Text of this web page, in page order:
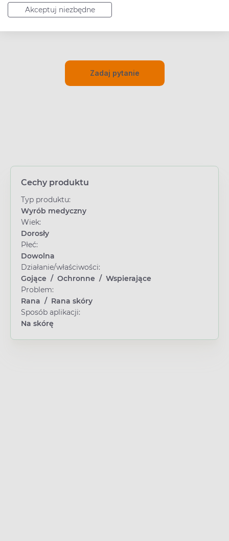
Akceptuj niezbędne
Zadaj pytanie
Cechy produktu
Typ produktu:
Wyrób medyczny
Wiek:
Dorosły
Płeć:
Dowolna
Działanie/właściwości:
Gojące / Ochronne / Wspierające
Problem:
Rana / Rana skóry
Sposób aplikacji:
Na skórę